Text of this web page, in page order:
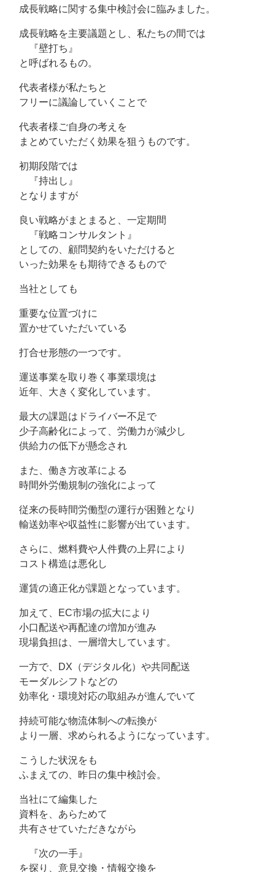
成長戦略に関する集中検討会に臨みました。
成長戦略を主要議題とし、私たちの間では
『壁打ち』
と呼ばれるもの。
代表者様が私たちと
フリーに議論していくことで
代表者様ご自身の考えを
まとめていただく効果を狙うものです。
初期段階では
『持出し』
となりますが
良い戦略がまとまると、一定期間
『戦略コンサルタント』
としての、顧問契約をいただけると
いった効果をも期待できるもので
当社としても
重要な位置づけに
置かせていただいている
打合せ形態の一つです。
運送事業を取り巻く事業環境は
近年、大きく変化しています。
最大の課題はドライバー不足で
少子高齢化によって、労働力が減少し
供給力の低下が懸念され
また、働き方改革による
時間外労働規制の強化によって
従来の長時間労働型の運行が困難となり
輸送効率や収益性に影響が出ています。
さらに、燃料費や人件費の上昇により
コスト構造は悪化し
運賃の適正化が課題となっています。
加えて、EC市場の拡大により
小口配送や再配達の増加が進み
現場負担は、一層増大しています。
一方で、DX（デジタル化）や共同配送
モーダルシフトなどの
効率化・環境対応の取組みが進んでいて
持続可能な物流体制への転換が
より一層、求められるようになっています。
こうした状況をも
ふまえての、昨日の集中検討会。
当社にて編集した
資料を、あらためて
共有させていただきながら
『次の一手』
を探り、意見交換・情報交換を